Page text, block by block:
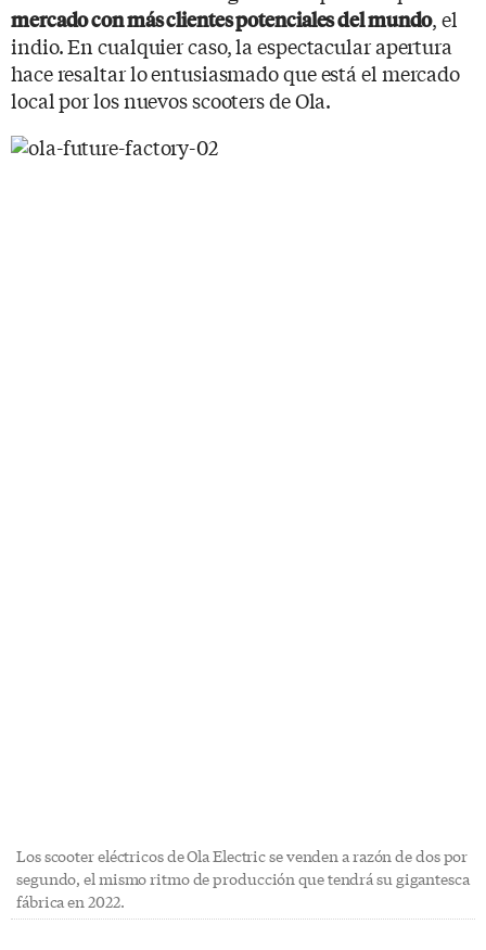
mercado con más clientes potenciales del mundo, el
indio. En cualquier caso, la espectacular apertura
hace resaltar lo entusiasmado que está el mercado
local por los nuevos scooters de Ola.
Los scooter eléctricos de Ola Electric se venden a razón de dos por
segundo, el mismo ritmo de producción que tendrá su gigantesca
fábrica en 2022.